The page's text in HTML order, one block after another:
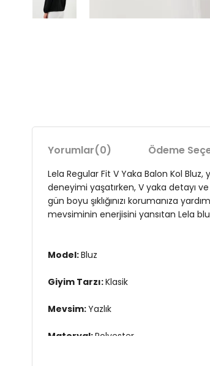
Yorumlar(0) Ödeme
Lela Regular Fit V Yaka Balon Kol
deneyimi yaşatırken, V yaka detayı
gün boyu şıklığınızı korumanıza
mevsiminin enerjisini yansıtan Lela
Model:Bluz
Giyim Tarzı:Klasik
Mevsim:Yazlık
Materyal:Polyester